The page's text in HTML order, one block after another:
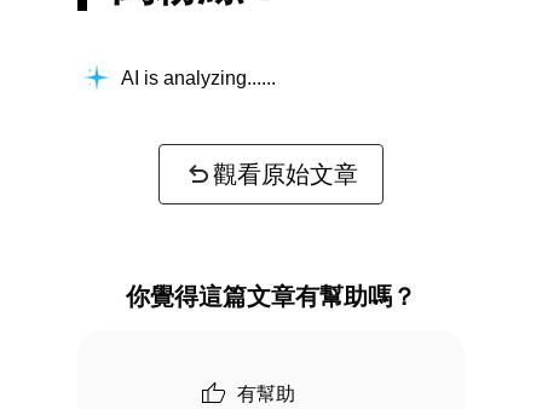
AI is analyzing...
觀看原始文章
你覺得這篇文章有幫助嗎？
有幫助